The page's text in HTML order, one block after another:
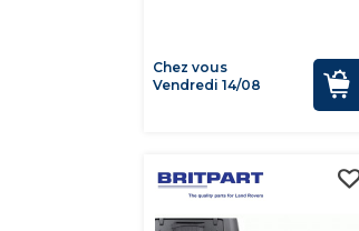
Chez vous
Vendredi 14/08